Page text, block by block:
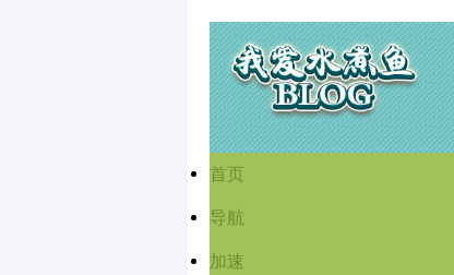
首页
导航
加速